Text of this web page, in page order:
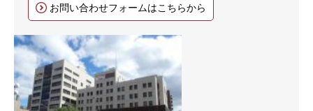
お問い合わせフォームはこちらから